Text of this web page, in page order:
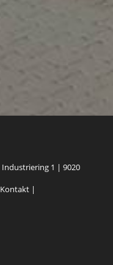
Industriering 1 |9020
Kontakt |